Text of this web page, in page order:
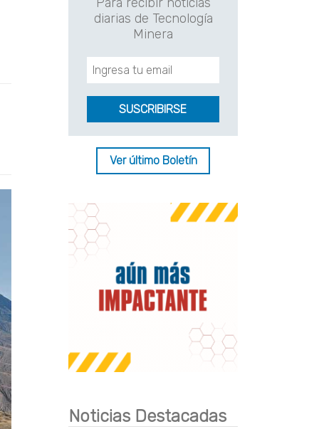
diarias de Tecnología
Minera
Ver último Boletín
Noticias Destacadas